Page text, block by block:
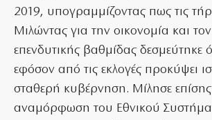
2019, υπογραμμίζοντας πως τις
Μιλώντας για την οικονομία και
επενδυτικής βαθμίδας δεσμεύτηκε
εφόσον από τις εκλογές προκύψει
σταθερή κυβέρνηση. Μίλησε επίσης
αναμόρφωση του Εθνικού